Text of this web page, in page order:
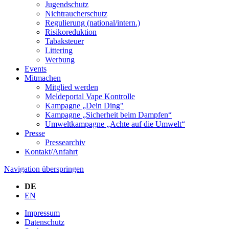
Jugendschutz
Nichtraucherschutz
Regulierung (national/intern.)
Risikoreduktion
Tabaksteuer
Littering
Werbung
Events
Mitmachen
Mitglied werden
Meldeportal Vape Kontrolle
Kampagne „Dein Ding"
Kampagne „Sicherheit beim Dampfen“
Umweltkampagne „Achte auf die Umwelt“
Presse
Pressearchiv
Kontakt/Anfahrt
Navigation überspringen
DE
EN
Impressum
Datenschutz